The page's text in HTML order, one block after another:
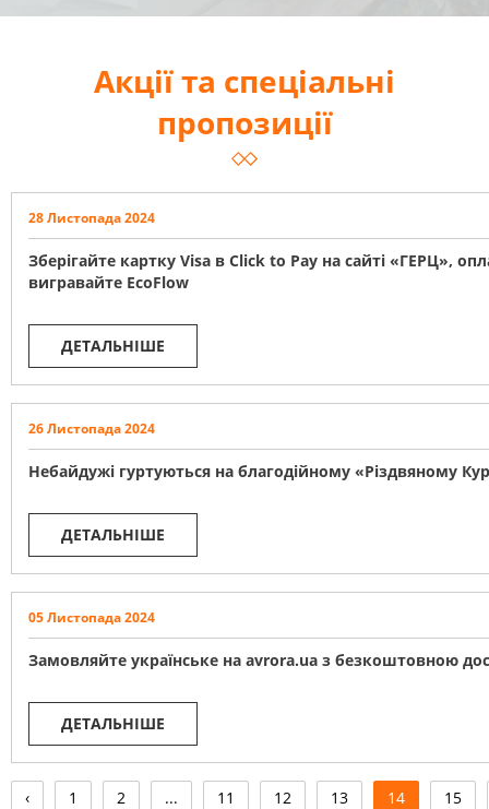
Акції та спеціальні
пропозиції
28 Листопада 2024
Зберігайте картку Visa в Click to Pay на сайті «ГЕРЦ»,
вигравайте EcoFlow
ДЕТАЛЬНІШЕ
26 Листопада 2024
Небайдужі гуртуються на благодійному «Різдвяному
ДЕТАЛЬНІШЕ
05 Листопада 2024
Замовляйте українське на avrora.ua з безкоштовною
ДЕТАЛЬНІШЕ
‹ 1 2 ... 11 12 13 14 15